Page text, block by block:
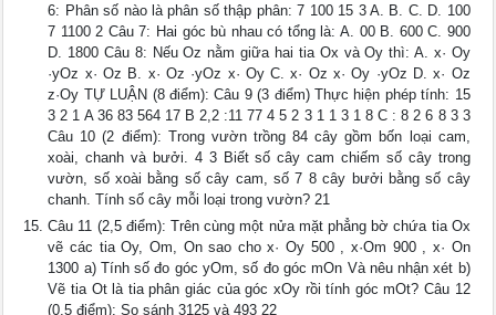
6: Phân số nào là phân số thập phân: 7 100 15 3 A. B. C. D. 100
7 1100 2 Câu 7: Hai góc bù nhau có tổng là: A. 00 B. 600 C. 900
D. 1800 Câu 8: Nếu Oz nằm giữa hai tia Ox và Oy thì: A. x· Oy
·yOz x· Oz B. x· Oz ·yOz x· Oy C. x· Oz x· Oy ·yOz D. x· Oz
z·Oy TỰ LUẬN (8 điểm): Câu 9 (3 điểm) Thực hiện phép tính: 15
3 2 1 A 36 83 564 17 B 2,2 :11 77 4 5 2 3 1 1 3 1 8 C : 8 2 6 8 3 3
Câu 10 (2 điểm): Trong vườn trồng 84 cây gồm bốn loại cam,
xoài, chanh và bưởi. 4 3 Biết số cây cam chiếm số cây trong
vườn, số xoài bằng số cây cam, số 7 8 cây bưởi bằng số cây
chanh. Tính số cây mỗi loại trong vườn? 21
Câu 11 (2,5 điểm): Trên cùng một nửa mặt phẳng bờ chứa tia Ox
vẽ các tia Oy, Om, On sao cho x· Oy 500 , x·Om 900 , x· On
1300 a) Tính số đo góc yOm, số đo góc mOn Và nêu nhận xét b)
Vẽ tia Ot là tia phân giác của góc xOy rồi tính góc mOt? Câu 12
(0,5 điểm): So sánh 3125 và 493 22